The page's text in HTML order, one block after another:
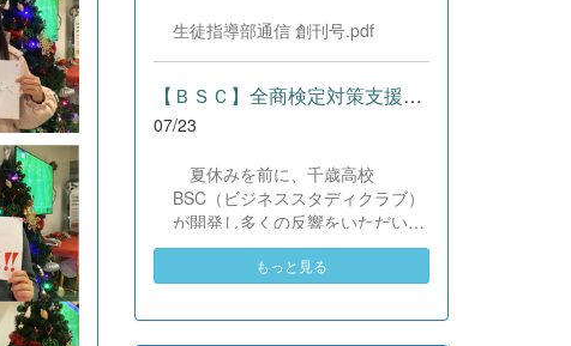
糧に、さらに表現力に磨きをか
ぬご声援をよろしくお願いいたし
ヨー釣りや綿あめ、盆踊りなどを
満喫。浴衣姿でイベントを彩った
1年生や、経験を生かして頼もし
く場を仕切る3年生など、生徒た
ちは言葉や国境を超えて笑顔で交
は、「国籍や年齢を問わず笑顔で
寄り添い、自分で考えて動く姿が
素晴らしい。異文化理解のマイン
ドが自然と身についている」と、
賞賛の声をいただきました！ 教室
う広いフィールドで本領を発揮す
生徒指導部通信 創刊号.pdf
【ＢＳＣ】全商検定対策支援ポータルサイト「Compath（コンパス）...
07/23
夏休みを前に、千歳高校
BSC（ビジネススタディクラブ）
が開発し多くの反響をいただいて
いる、全商検定合格支援ポータル
サイト『Compath（コンパス）』
ました。 今回もユーザーの皆様
からいただいたアンケートのご意
もっと見る